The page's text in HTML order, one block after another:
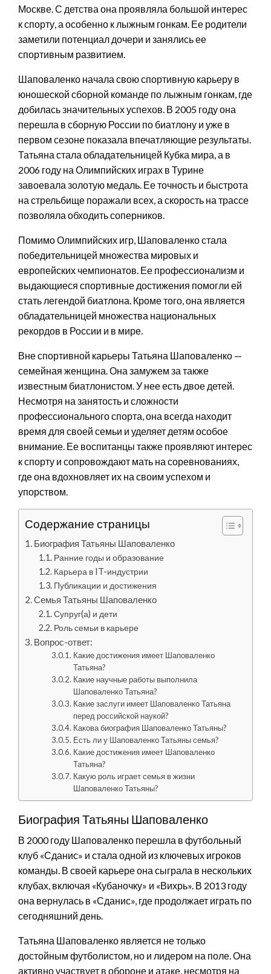
Москве. С детства она проявляла большой интерес
к спорту, а особенно к лыжным гонкам. Ее родители
заметили потенциал дочери и занялись ее
спортивным развитием.
Шаповаленко начала свою спортивную карьеру в
юношеской сборной команде по лыжным гонкам, где
добилась значительных успехов. В 2005 году она
перешла в сборную России по биатлону и уже в
первом сезоне показала впечатляющие результаты.
Татьяна стала обладательницей Кубка мира, а в
2006 году на Олимпийских играх в Турине
завоевала золотую медаль. Ее точность и быстрота
на стрельбище поражали всех, а скорость на трассе
позволяла обходить соперников.
Помимо Олимпийских игр, Шаповаленко стала
победительницей множества мировых и
европейских чемпионатов. Ее профессионализм и
выдающиеся спортивные достижения помогли ей
стать легендой биатлона. Кроме того, она является
обладательницей множества национальных
рекордов в России и в мире.
Вне спортивной карьеры Татьяна Шаповаленко —
семейная женщина. Она замужем за также
известным биатлонистом. У нее есть двое детей.
Несмотря на занятость и сложности
профессионального спорта, она всегда находит
время для своей семьи и уделяет детям особое
внимание. Ее воспитанцы также проявляют интерес
к спорту и сопровождают мать на соревнованиях,
где она вдохновляет их на своим успехом и
упорством.
Содержание страницы
Биография Татьяны Шаповаленко
Ранние годы и образование
Карьера в IT-индустрии
Публикации и достижения
Семья Татьяны Шаповаленко
Супруг(а) и дети
Роль семьи в карьере
Вопрос-ответ:
Какие достижения имеет Шаповаленко
Татьяна?
Какие научные работы выполнила
Шаповаленко Татьяна?
Какие заслуги имеет Шаповаленко Татьяна
перед российской наукой?
Какова биография Шаповаленко Татьяны?
Есть ли у Шаповаленко Татьяны семья?
Какие достижения имеет Шаповаленко
Татьяна?
Какую роль играет семья в жизни
Шаповаленко Татьяны?
Биография Татьяны Шаповаленко
В 2000 году Шаповаленко перешла в футбольный
клуб «Сданис» и стала одной из ключевых игроков
команды. В своей карьере она сыграла в нескольких
клубах, включая «Кубаночку» и «Вихрь». В 2013 году
она вернулась в «Сданис», где продолжает играть по
сегодняшний день.
Татьяна Шаповаленко является не только
достойным футболистом, но и лидером на поле. Она
активно участвует в обороне и атаке, несмотря на